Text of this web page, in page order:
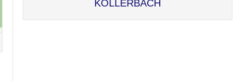
KÖLLERBACH